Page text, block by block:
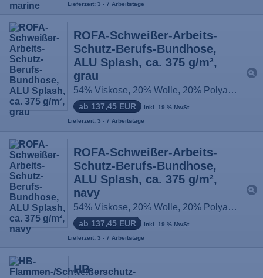
Lieferzeit: 3 - 7 Arbeitstage
ROFA-Schweißer-Arbeits-
Schutz-Berufs-Bundhose,
ALU Splash, ca. 375 g/m²,
grau
54% Viskose, 20% Wolle, 20% Polyamid, 5% Para- Aramid, 1% Antistatik, Größe: 44-66 / 90-114
ab 137,45 EUR inkl. 19 % MwSt.
Lieferzeit: 3 - 7 Arbeitstage
ROFA-Schweißer-Arbeits-
Schutz-Berufs-Bundhose,
ALU Splash, ca. 375 g/m²,
navy
54% Viskose, 20% Wolle, 20% Polyamid, 5% Para- Aramid, 1% Antistatik, Größe: 44-66 / 90-114
ab 137,45 EUR inkl. 19 % MwSt.
Lieferzeit: 3 - 7 Arbeitstage
HB-